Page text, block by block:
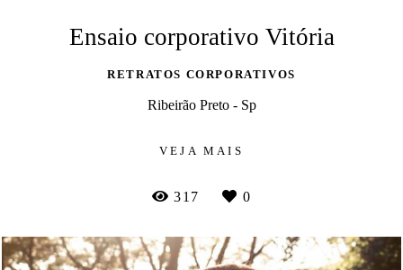
Ensaio corporativo Vitória
RETRATOS CORPORATIVOS
Ribeirão Preto - Sp
VEJA MAIS
317 0